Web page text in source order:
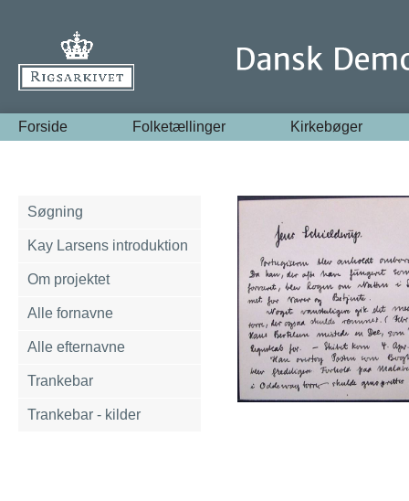
Forside Folketællinger Kirkebøger
Søgning
Kay Larsens introduktion
Om projektet
Alle fornavne
Alle efternavne
Trankebar
Trankebar - kilder